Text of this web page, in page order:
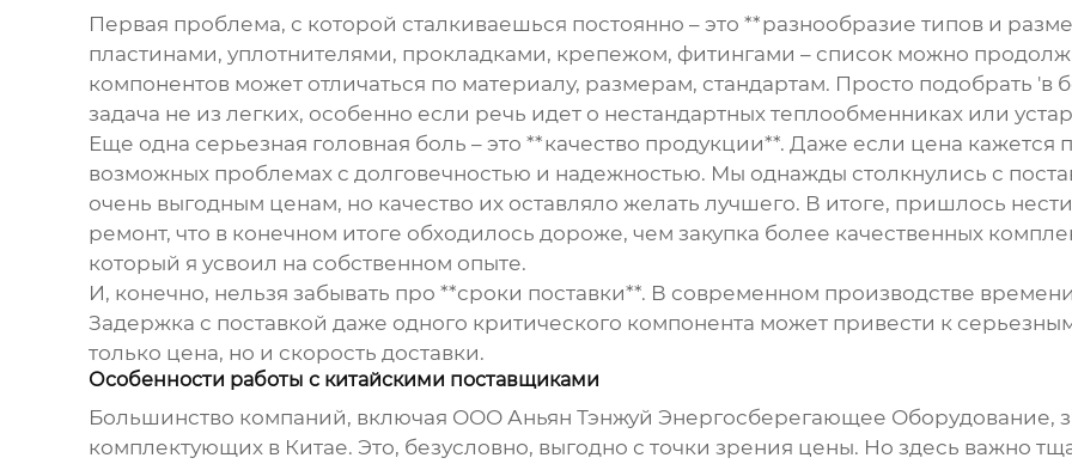
Первая проблема, с которой сталкиваешься постоянно – это **разнообразие типов и
пластинами, уплотнителями, прокладками, крепежом, фитингами – список можно
компонентов может отличаться по материалу, размерам, стандартам. Просто подобрать
задача не из легких, особенно если речь идет о нестандартных теплообменниках или
Еще одна серьезная головная боль – это **качество продукции**. Даже если цена кажется
возможных проблемах с долговечностью и надежностью. Мы однажды столкнулись с
очень выгодным ценам, но качество их оставляло желать лучшего. В итоге, пришлось
ремонт, что в конечном итоге обходилось дороже, чем закупка более качественных
который я усвоил на собственном опыте.
И, конечно, нельзя забывать про **сроки поставки**. В современном производстве
Задержка с поставкой даже одного критического компонента может привести к
только цена, но и скорость доставки.
Особенности работы с китайскими поставщиками
Большинство компаний, включая ООО Аньян Тэнжуй Энергосберегающее Оборудование,
комплектующих в Китае. Это, безусловно, выгодно с точки зрения цены. Но здесь важно